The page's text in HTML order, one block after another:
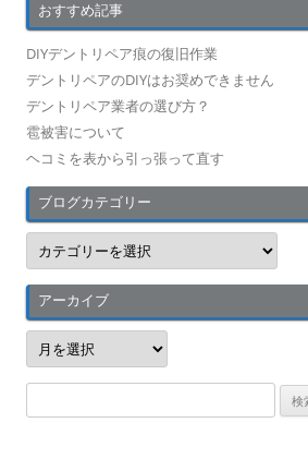
おすすめ記事
DIYデントリペア痕の復旧作業
デントリペアのDIYはお奨めできません
デントリペア業者の選び方？
雹被害について
ヘコミを表から引っ張って直す
ブログカテゴリー
ブ
ロ
グ
カ
テ
ゴ
リ
アーカイブ
ア
ー
カ
イ
索